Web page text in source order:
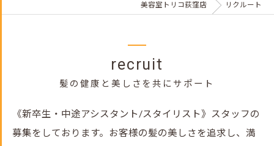
美容室トリコ荻窪店 リクルート
髪の健康と美しさを共にサポート
recruit
《新卒生・中途アシスタント/スタイリスト》スタッフの
募集をしております。お客様の髪の美しさを追求し、満